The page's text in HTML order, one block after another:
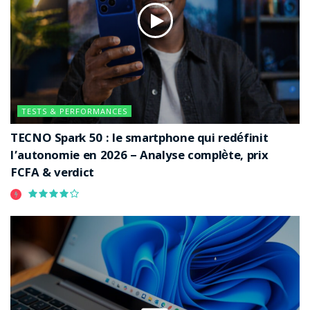
TESTS & PERFORMANCES
TECNO Spark 50 : le smartphone qui redéfinit
l’autonomie en 2026 – Analyse complète, prix
FCFA & verdict